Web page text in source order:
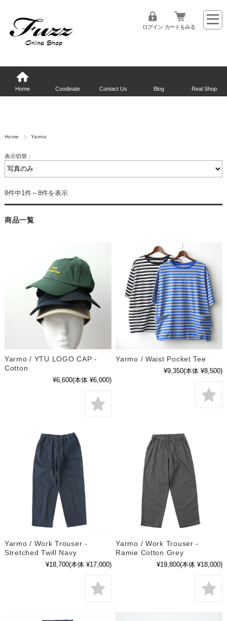
ログイン カートをみる
Home Coodinate Contact Us Blog Real Shop
Home Yarmo
表示切替：
8件中1件～8件を表示
商品一覧
Yarmo / YTU LOGO CAP -
Cotton
¥6,600(本体 ¥6,000)
Yarmo / Waist Pocket Tee
¥9,350(本体 ¥8,500)
Yarmo / Work Trouser -
Stretched Twill Navy
¥18,700(本体 ¥17,000)
Yarmo / Work Trouser -
Ramie Cotton Grey
¥19,800(本体 ¥18,000)